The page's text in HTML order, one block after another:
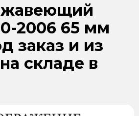
2006 65 мм
заказ и из
складе в